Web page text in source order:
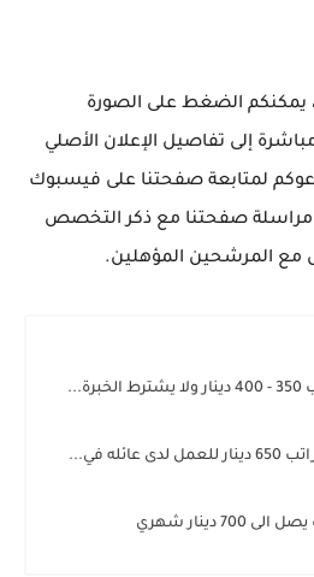
يمكنكم الضغط على الصورة
إلى تفاصيل الإعلان الأصلي
لمتابعة صفحتنا على فيسبوك
مراسلة صفحتنا مع ذكر التخصص
مع المرشحين المؤهلين.
في...
دينار شهري